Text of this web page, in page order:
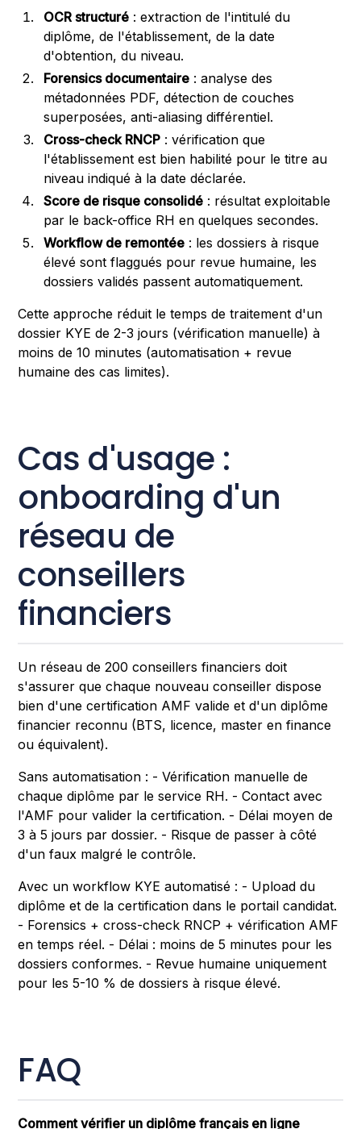
OCR structuré : extraction de l'intitulé du
diplôme, de l'établissement, de la date
d'obtention, du niveau.
Forensics documentaire : analyse des
métadonnées PDF, détection de couches
superposées, anti-aliasing différentiel.
Cross-check RNCP : vérification que
l'établissement est bien habilité pour le titre au
niveau indiqué à la date déclarée.
Score de risque consolidé : résultat exploitable
par le back-office RH en quelques secondes.
Workflow de remontée : les dossiers à risque
élevé sont flaggués pour revue humaine, les
dossiers validés passent automatiquement.
Cette approche réduit le temps de traitement d'un
dossier KYE de 2-3 jours (vérification manuelle) à
moins de 10 minutes (automatisation + revue
humaine des cas limites).
Cas d'usage :
onboarding d'un
réseau de
conseillers
financiers
Un réseau de 200 conseillers financiers doit
s'assurer que chaque nouveau conseiller dispose
bien d'une certification AMF valide et d'un diplôme
financier reconnu (BTS, licence, master en finance
ou équivalent).
Sans automatisation : - Vérification manuelle de
chaque diplôme par le service RH. - Contact avec
l'AMF pour valider la certification. - Délai moyen de
3 à 5 jours par dossier. - Risque de passer à côté
d'un faux malgré le contrôle.
Avec un workflow KYE automatisé : - Upload du
diplôme et de la certification dans le portail candidat.
- Forensics + cross-check RNCP + vérification AMF
en temps réel. - Délai : moins de 5 minutes pour les
dossiers conformes. - Revue humaine uniquement
pour les 5-10 % de dossiers à risque élevé.
FAQ
Comment vérifier un diplôme français en ligne